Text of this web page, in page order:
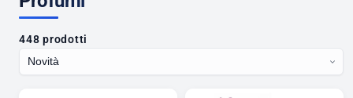
448 prodotti